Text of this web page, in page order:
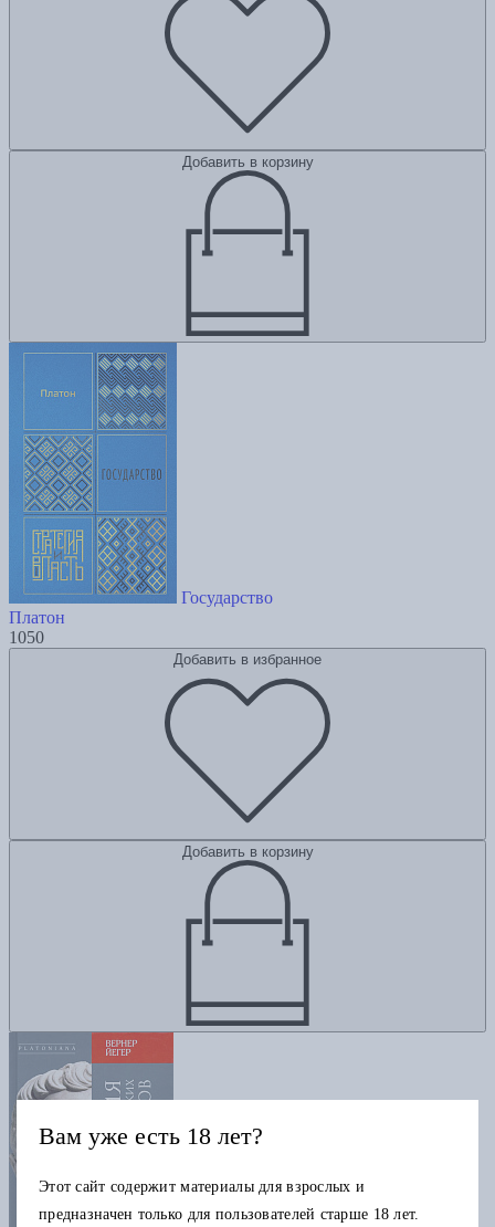
Добавить в корзину
Государство
Платон
1050
Добавить в избранное
Добавить в корзину
Вам уже есть 18 лет?
Этот сайт содержит материалы для взрослых и
предназначен только для пользователей старше 18 лет.